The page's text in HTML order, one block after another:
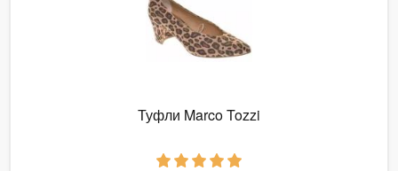
Туфли Marco Tozzi